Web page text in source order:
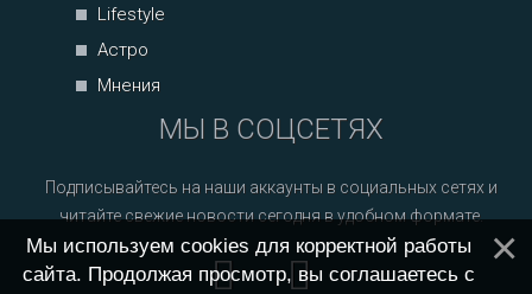
Lifestyle
Астро
Мнения
МЫ В СОЦСЕТЯХ
Подписывайтесь на наши аккаунты в социальных сетях и
читайте свежие новости сегодня в удобном формате.
Мы используем cookies для корректной работы
сайта. Продолжая просмотр, вы соглашаетесь с